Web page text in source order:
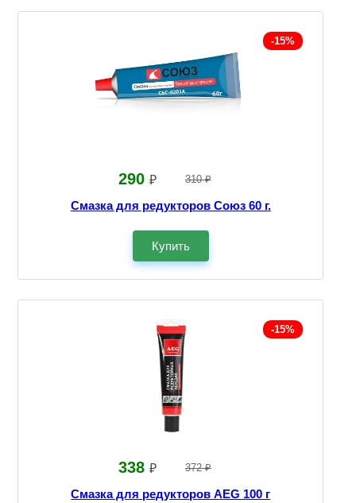
-15%
290 ₽ 310 ₽
Смазка для редукторов Союз 60 г.
Купить
-15%
338 ₽ 372 ₽
Смазка для редукторов AEG 100 г